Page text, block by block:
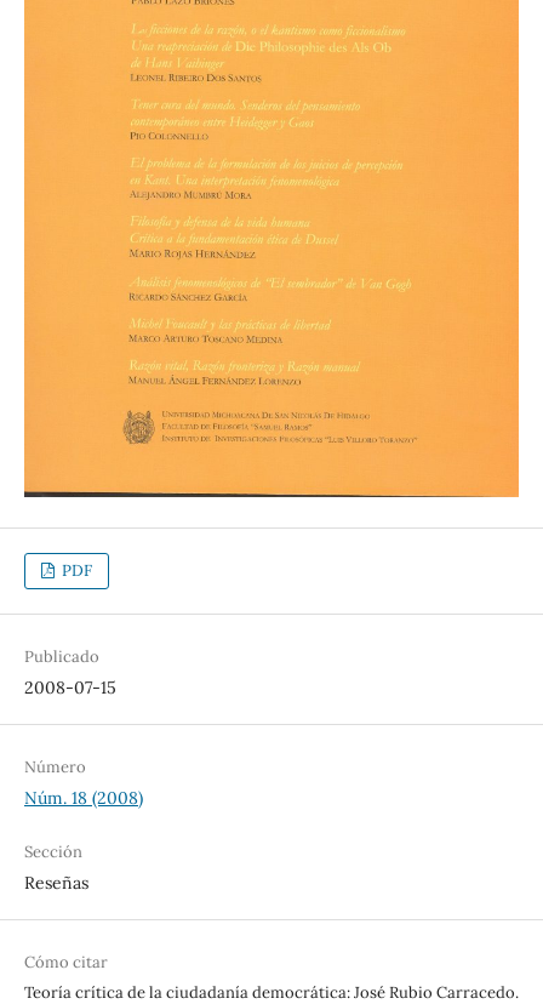
PDF
Publicado
2008-07-15
Número
Núm. 18 (2008)
Sección
Reseñas
Cómo citar
Teoría crítica de la ciudadanía democrática: José Rubio Carracedo.